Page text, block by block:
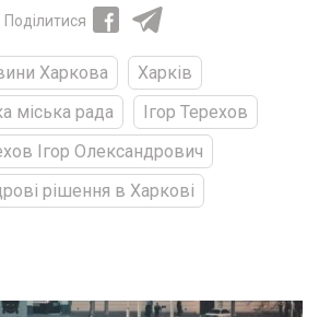
Поділитися
Харкова
Харків
міська рада
Ігор Терехов
Ігор Олександрович
рішення в Харкові